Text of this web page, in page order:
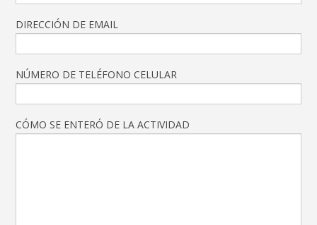
DIRECCIÓN DE EMAIL
NÚMERO DE TELÉFONO CELULAR
CÓMO SE ENTERÓ DE LA ACTIVIDAD